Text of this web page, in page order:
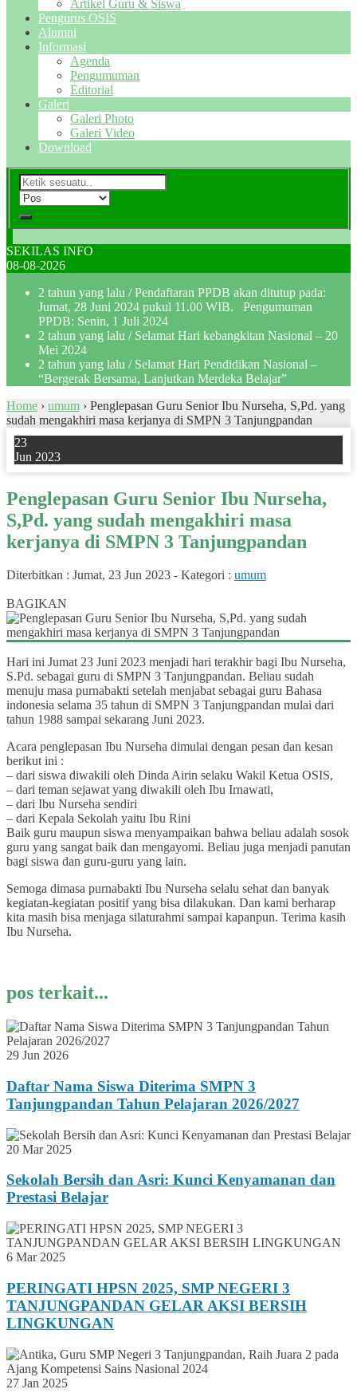
Artikel Guru & Siswa
Pengurus OSIS
Alumni
Informasi
Agenda
Pengumuman
Editorial
Galeri
Galeri Photo
Galeri Video
Download
SEKILAS INFO
08-08-2026
2 tahun yang lalu / Pendaftaran PPDB akan ditutup pada:
Jumat, 28 Juni 2024 pukul 11.00 WIB. Pengumuman
PPDB: Senin, 1 Juli 2024
2 tahun yang lalu / Selamat Hari kebangkitan Nasional – 20
Mei 2024
2 tahun yang lalu / Selamat Hari Pendidikan Nasional –
“Bergerak Bersama, Lanjutkan Merdeka Belajar”
Home › umum › Penglepasan Guru Senior Ibu Nurseha, S,Pd. yang
sudah mengakhiri masa kerjanya di SMPN 3 Tanjungpandan
23
Jun 2023
Penglepasan Guru Senior Ibu Nurseha,
S,Pd. yang sudah mengakhiri masa
kerjanya di SMPN 3 Tanjungpandan
Diterbitkan : Jumat, 23 Jun 2023 - Kategori : umum
BAGIKAN
Hari ini Jumat 23 Juni 2023 menjadi hari terakhir bagi Ibu Nurseha,
S.Pd. sebagai guru di SMPN 3 Tanjungpandan. Beliau sudah
menuju masa purnabakti setelah menjabat sebagai guru Bahasa
indonesia selama 35 tahun di SMPN 3 Tanjungpandan mulai dari
tahun 1988 sampai sekarang Juni 2023.
Acara penglepasan Ibu Nurseha dimulai dengan pesan dan kesan
berikut ini :
– dari siswa diwakili oleh Dinda Airin selaku Wakil Ketua OSIS,
– dari teman sejawat yang diwakili oleh Ibu Irnawati,
– dari Ibu Nurseha sendiri
– dari Kepala Sekolah yaitu Ibu Rini
Baik guru maupun siswa menyampaikan bahwa beliau adalah sosok
guru yang sangat baik dan mengayomi. Beliau juga menjadi panutan
bagi siswa dan guru-guru yang lain.
Semoga dimasa purnabakti Ibu Nurseha selalu sehat dan banyak
kegiatan-kegiatan positif yang bisa dilakukan. Dan kami berharap
kita masih bisa menjaga silaturahmi sampai kapanpun. Terima kasih
Ibu Nurseha.
pos terkait...
29 Jun 2026
Daftar Nama Siswa Diterima SMPN 3
Tanjungpandan Tahun Pelajaran 2026/2027
20 Mar 2025
Sekolah Bersih dan Asri: Kunci Kenyamanan dan
Prestasi Belajar
6 Mar 2025
PERINGATI HPSN 2025, SMP NEGERI 3
TANJUNGPANDAN GELAR AKSI BERSIH
LINGKUNGAN
27 Jan 2025